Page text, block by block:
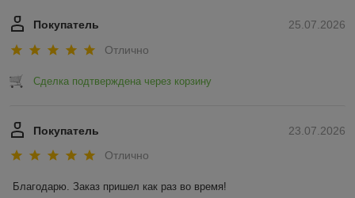
25.07.2026
Покупатель
Отлично
Сделка подтверждена через корзину
23.07.2026
Покупатель
Отлично
Благодарю. Заказ пришел как раз во время!